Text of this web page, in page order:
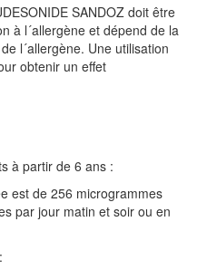
SANDOZ doit être
à l´allergène et dépend de la
l´allergène. Une utilisation
obtenir un effet
à partir de 6 ans :
est de 256 microgrammes
par jour matin et soir ou en